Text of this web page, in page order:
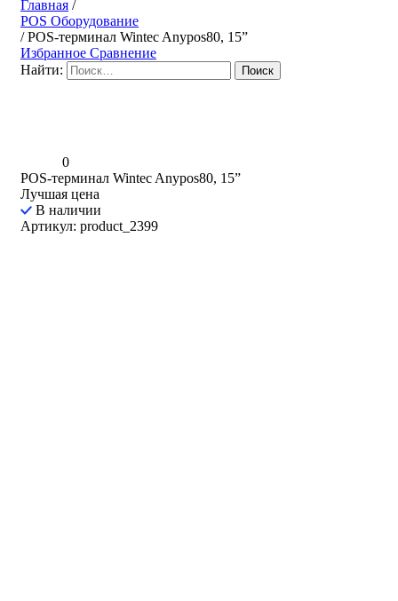
Главная /
POS Оборудование
/POS-терминал Wintec Anypos80, 15”
Избранное Сравнение
Найти:
0
POS-терминал Wintec Anypos80, 15”
Лучшая цена
В наличии
Артикул: product_2399